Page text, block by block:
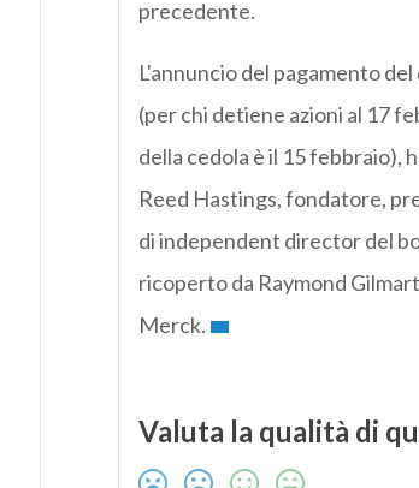
precedente.
L'annuncio del pagamento
(per chi detiene azioni al 17
della cedola è il 15 febbraio),
Reed Hastings, fondatore,
di independent director del
ricoperto da Raymond
Merck.
Valuta la qualità di